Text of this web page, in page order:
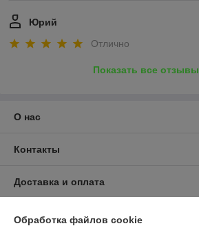
Юрий
Отлично
Показать все отзывы
О нас
Контакты
Доставка и оплата
График работы
Обработка файлов cookie